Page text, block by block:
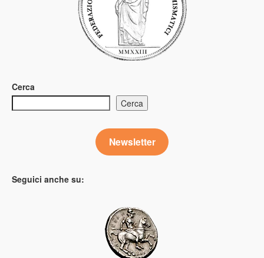
Cerca
Cerca
Newsletter
Seguici anche su: